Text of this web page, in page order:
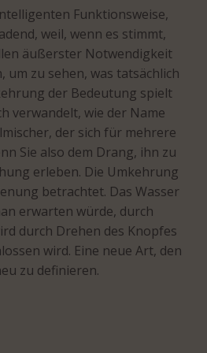
Funktionsweise,
weil, wenn es stimmt,
äußerster Notwendigkeit
zu sehen, was tatsächlich
der Bedeutung spielt
verwandelt, wie der Name
der sich für mehrere
Sie also dem Drang, ihn zu
erleben. Die Umkehrung
betrachtet. Das Wasser
erwarten würde, durch
durch Drehen des Knopfes
wird. Eine neue Art, den
zu definieren.